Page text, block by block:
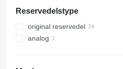
Reservedelstype
original reservedel
analog